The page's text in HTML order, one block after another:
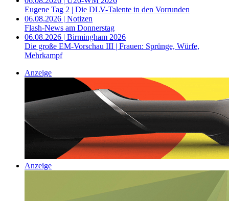
Eugene Tag 2 | Die DLV-Talente in den Vorrunden
06.08.2026 | Notizen
Flash-News am Donnerstag
06.08.2026 | Birmingham 2026
Die große EM-Vorschau III | Frauen: Sprünge, Würfe,
Mehrkampf
Anzeige
Anzeige